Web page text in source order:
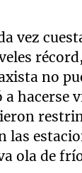
vez
no
a hacerse
las
ola de